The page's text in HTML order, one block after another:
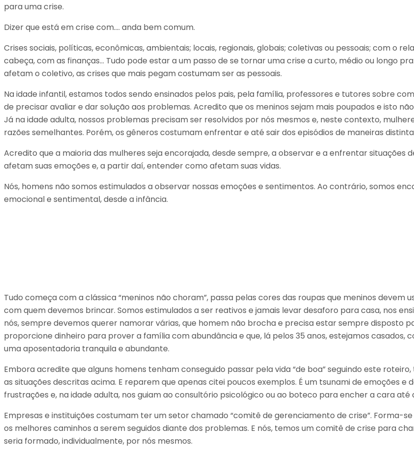
para uma crise.
Dizer que está em crise com…. anda bem comum.
Crises sociais, políticas, econômicas, ambientais; locais, regionais, globais; coletivas ou pessoais; com o
cabeça, com as finanças… Tudo pode estar a um passo de se tornar uma crise a curto, médio ou longo
afetam o coletivo, as crises que mais pegam costumam ser as pessoais.
Na idade infantil, estamos todos sendo ensinados pelos pais, pela família, professores e tutores sobre
de precisar avaliar e dar solução aos problemas. Acredito que os meninos sejam mais poupados e isto
Já na idade adulta, nossos problemas precisam ser resolvidos por nós mesmos e, neste contexto,
razões semelhantes. Porém, os gêneros costumam enfrentar e até sair dos episódios de maneiras
Acredito que a maioria das mulheres seja encorajada, desde sempre, a observar e a enfrentar situações
afetam suas emoções e, a partir daí, entender como afetam suas vidas.
Nós, homens não somos estimulados a observar nossas emoções e sentimentos. Ao contrário, somos
emocional e sentimental, desde a infância.
Tudo começa com a clássica “meninos não choram”, passa pelas cores das roupas que meninos devem
com quem devemos brincar. Somos estimulados a ser reativos e jamais levar desaforo para casa, nos
nós, sempre devemos querer namorar várias, que homem não brocha e precisa estar sempre disposto
proporcione dinheiro para prover a família com abundância e que, lá pelos 35 anos, estejamos casados,
uma aposentadoria tranquila e abundante.
Embora acredite que alguns homens tenham conseguido passar pela vida “de boa” seguindo este
as situações descritas acima. E reparem que apenas citei poucos exemplos. É um tsunami de emoções
frustrações e, na idade adulta, nos guiam ao consultório psicológico ou ao boteco para encher a cara até
Empresas e instituições costumam ter um setor chamado “comitê de gerenciamento de crise”. Forma-
os melhores caminhos a serem seguidos diante dos problemas. E nós, temos um comitê de crise para
seria formado, individualmente, por nós mesmos.